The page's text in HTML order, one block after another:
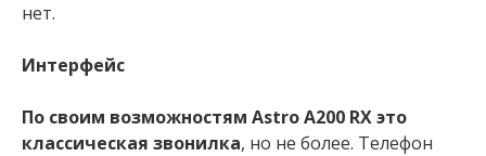
нет.
Интерфейс
По своим возможностям Astro A200 RX это
классическая звонилка, но не более. Телефон